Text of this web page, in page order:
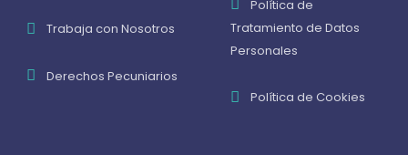
Trabaja con Nosotros
Derechos Pecuniarios
Política de
Tratamiento de Datos
Personales
Política de Cookies